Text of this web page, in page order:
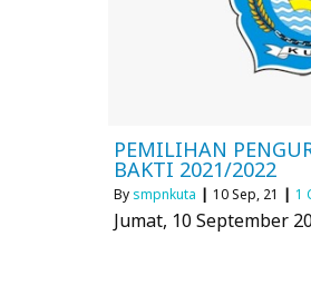
PEMILIHAN
BAKTI 2021/2022
By smpnkuta | 10Sep, 21 | 1
Jumat, 10 September